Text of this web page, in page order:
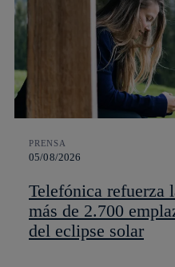
PRENSA
05/08/2026
Telefónica refuerza
más de 2.700
del eclipse solar